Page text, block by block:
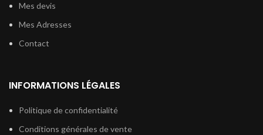
Mes devis
Mes Adresses
Contact
INFORMATIONS LÉGALES
Politique de confidentialité
Conditions générales de vente